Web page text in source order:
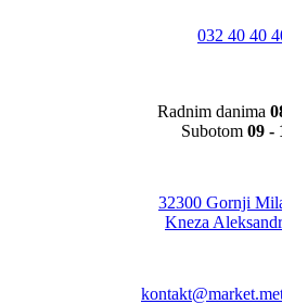
032 40 40
Radnim danima
Subotom 09 -
32300 Gornji
Kneza